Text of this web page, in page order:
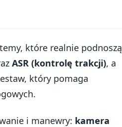
które realnie podnoszą
ASR (kontrolę trakcji), a
który pomaga
i manewry: kamera